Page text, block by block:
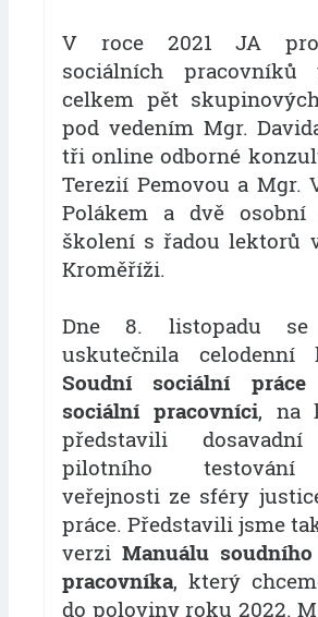
V roce 2021 JA
sociálních pracovníků
celkem pět
pod vedením Mgr.
tři online odborné
Terezií Pemovou a Mgr.
Polákem a dvě osobní
školení s řadou lektorů
Kroměříži.
Dne 8. listopadu
uskutečnila celodenní
Soudní sociální
sociální pracovníci, na
představili
pilotního testování
veřejnosti ze sféry
práce. Představili jsme
verzi Manuálu
pracovníka, který
do poloviny roku 2022.